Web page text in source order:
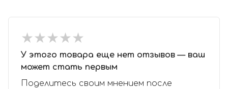
★★★★★
★★★★★
У этого товара еще нет отзывов — ваш
может стать первым
Поделитесь своим мнением после